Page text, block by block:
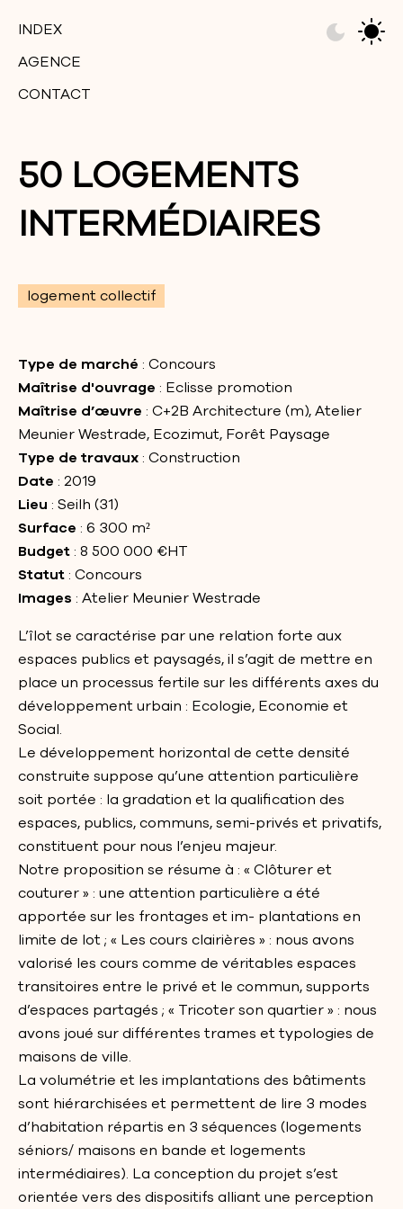
INDEX
AGENCE
CONTACT
50 LOGEMENTS
INTERMÉDIAIRES
logement collectif
Type de marché : Concours
Maîtrise d'ouvrage : Eclisse promotion
Maîtrise d’œuvre : C+2B Architecture (m), Atelier
Meunier Westrade, Ecozimut, Forêt Paysage
Type de travaux : Construction
Date : 2019
Lieu : Seilh (31)
Surface : 6 300 m²
Budget : 8 500 000 €HT
Statut : Concours
Images : Atelier Meunier Westrade
L’îlot se caractérise par une relation forte aux
espaces publics et paysagés, il s’agit de mettre en
place un processus fertile sur les différents axes du
développement urbain : Ecologie, Economie et
Social.
Le développement horizontal de cette densité
construite suppose qu’une attention particulière
soit portée : la gradation et la qualification des
espaces, publics, communs, semi-privés et privatifs,
constituent pour nous l’enjeu majeur.
Notre proposition se résume à : « Clôturer et
couturer » : une attention particulière a été
apportée sur les frontages et im- plantations en
limite de lot ; « Les cours clairières » : nous avons
valorisé les cours comme de véritables espaces
transitoires entre le privé et le commun, supports
d’espaces partagés ; « Tricoter son quartier » : nous
avons joué sur différentes trames et typologies de
maisons de ville.
La volumétrie et les implantations des bâtiments
sont hiérarchisées et permettent de lire 3 modes
d’habitation répartis en 3 séquences (logements
séniors/ maisons en bande et logements
intermédiaires). La conception du projet s’est
orientée vers des dispositifs alliant une perception